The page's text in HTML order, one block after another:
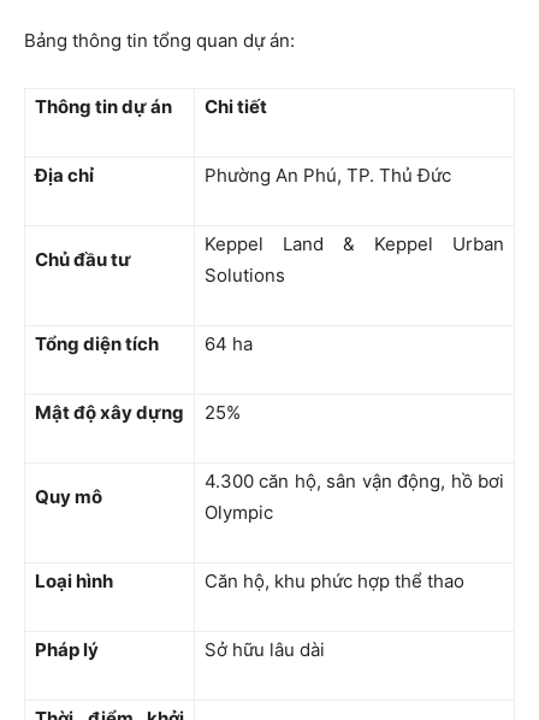
Bảng thông tin tổng quan dự án:
Thông tin dự án Chi tiết
Địa chỉ Phường An Phú, TP. Thủ Đức
Chủ đầu tư
Keppel Land & Keppel Urban
Solutions
Tổng diện tích 64 ha
Mật độ xây dựng 25%
Quy mô
4.300 căn hộ, sân vận động, hồ bơi
Olympic
Loại hình Căn hộ, khu phức hợp thể thao
Pháp lý Sở hữu lâu dài